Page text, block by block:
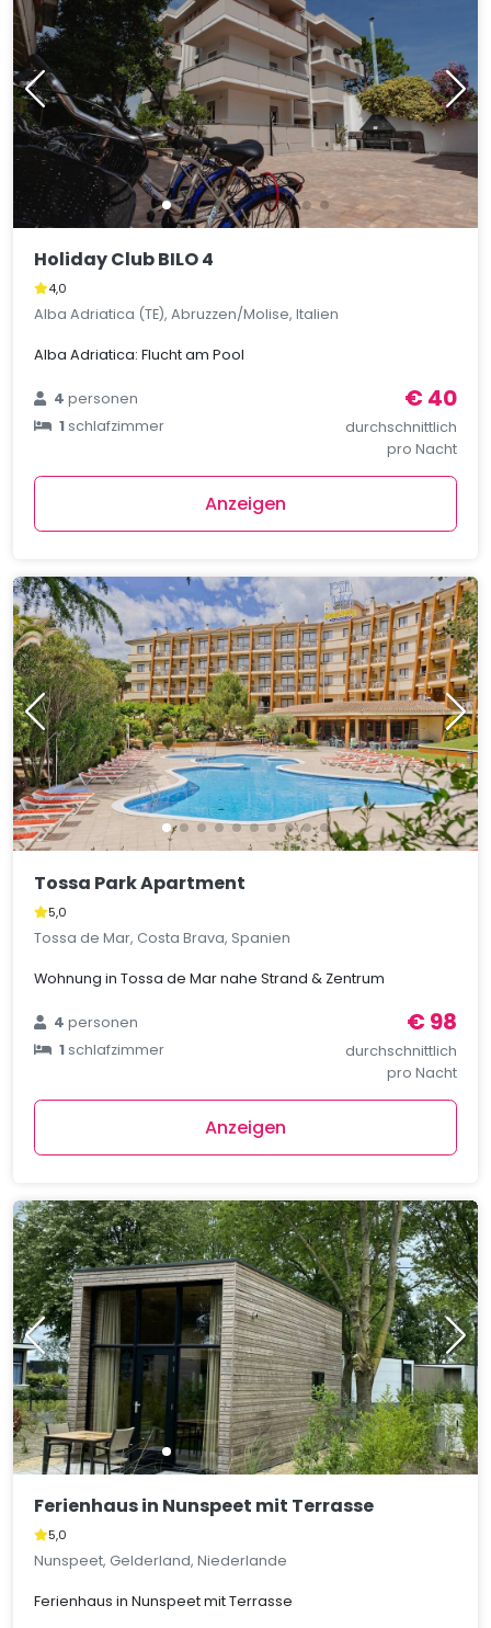
Holiday Club BILO 4
4,0
Alba Adriatica (TE), Abruzzen/Molise, Italien
Alba Adriatica: Flucht am Pool
4personen
1schlafzimmer
€ 40
durchschnittlich
pro Nacht
Anzeigen
Tossa Park Apartment
5,0
Tossa de Mar, Costa Brava, Spanien
Wohnung in Tossa de Mar nahe Strand & Zentrum
4personen
1schlafzimmer
€ 98
durchschnittlich
pro Nacht
Anzeigen
Ferienhaus in Nunspeet mit Terrasse
5,0
Nunspeet, Gelderland, Niederlande
Ferienhaus in Nunspeet mit Terrasse